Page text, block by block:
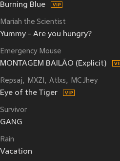
Burning Blue
Mariah the Scientist
Yummy - Are you hungry?
Emergency Mouse
MONTAGEM BAILÃO (Explicit)
Repsaj MXZI Atlxs MC Jhey
Eye of the Tiger
Survivor
GANG
Rain
Vacation